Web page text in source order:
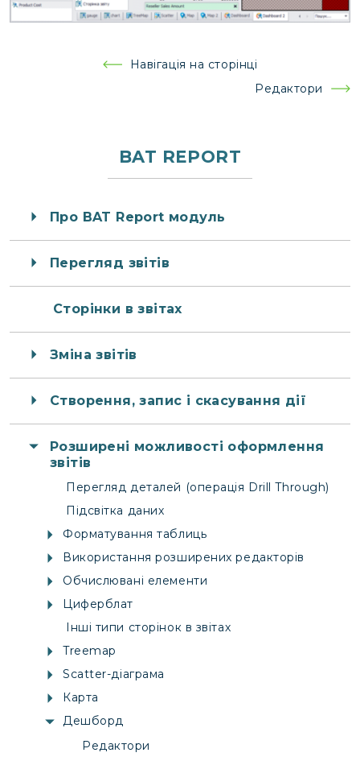
Навігація на сторінці
Редактори
BAT REPORT
Про BAT Report модуль
Перегляд звітів
Сторінки в звітах
Зміна звітів
Створення, запис і скасування дії
Розширені можливості оформлення
звітів
Перегляд деталей (операція Drill Through)
Підсвітка даних
Форматування таблиць
Використання розширених редакторів
Обчислювані елементи
Циферблат
Інші типи сторінок в звітах
Treemap
Scatter-діаграма
Карта
Дешборд
Редактори